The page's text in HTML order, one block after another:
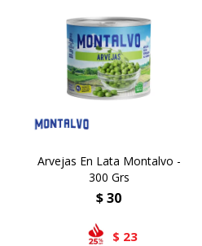
Arvejas En Lata Montalvo -
300 Grs
$30
$ 23